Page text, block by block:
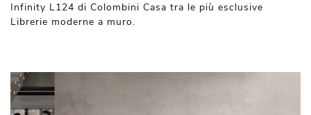
Infinity L124 di Colombini Casa tra le più esclusive
Librerie moderne a muro.